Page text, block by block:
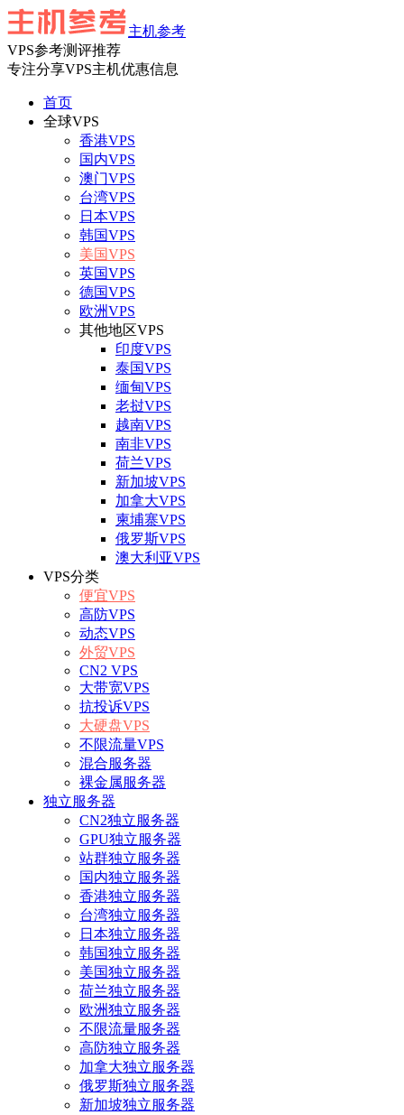
主机参考
VPS参考测评推荐
专注分享VPS主机优惠信息
首页
全球VPS
香港VPS
国内VPS
澳门VPS
台湾VPS
日本VPS
韩国VPS
美国VPS
英国VPS
德国VPS
欧洲VPS
其他地区VPS
印度VPS
泰国VPS
缅甸VPS
老挝VPS
越南VPS
南非VPS
荷兰VPS
新加坡VPS
加拿大VPS
柬埔寨VPS
俄罗斯VPS
澳大利亚VPS
VPS分类
便宜VPS
高防VPS
动态VPS
外贸VPS
CN2 VPS
大带宽VPS
抗投诉VPS
大硬盘VPS
不限流量VPS
混合服务器
裸金属服务器
独立服务器
CN2独立服务器
GPU独立服务器
站群独立服务器
国内独立服务器
香港独立服务器
台湾独立服务器
日本独立服务器
韩国独立服务器
美国独立服务器
荷兰独立服务器
欧洲独立服务器
不限流量服务器
高防独立服务器
加拿大独立服务器
俄罗斯独立服务器
新加坡独立服务器